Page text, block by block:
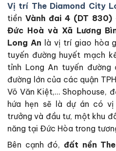
Vị trí The Diamond City
tiền Vành đai 4 (DT 830)
Đức Hoà và Xã Lương
Long An là vị trí giao hòa
tuyến đường huyết mạch
tỉnh Long An tuyến
đường lớn của các quận
Võ Văn Kiệt,… Shophouse,
hứa hẹn sẽ là dự án có
trưởng và đầu tư, một khu
năng tại Đức Hòa trong
Bên cạnh đó, đất nền